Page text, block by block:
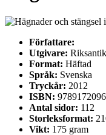
Författare:
Utgivare:
Format: Häftad
Språk: Svenska
Tryckår: 2012
ISBN:
Antal sidor: 112
Storleksformat:
Vikt: 175 gram